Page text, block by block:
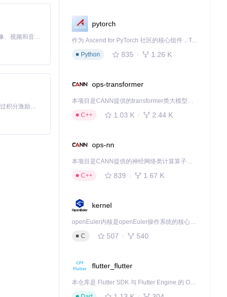
MiniMax H3 是一个通用的全模态生成系统。它支持对由文本、图像、视频和音频组成的多模态上下文进行统一理解，并能生成分辨率高达 2K、时长可达 15 秒的带原生立体声音频的视频。得益于面向任务泛化的系统设计，H3 在预训练阶段就已具备广泛的多模态上下文理解与生成能力，能够出色地执行复杂的多模态指令。
「源启盛夏」暑期校园开发者成长计划旨在激活校园开源力量，通过积分激励、认证扶持、资源倾斜等形式，引导高校组织和开发者完成「入驻 — 建项目 — 做贡献 — 获认证 — 得资源」的完整闭环。无论你是想带领社团入驻平台的组织者，还是希望用代码贡献证明自己的开发者，都能在这里找到属于你的成长路径。
pytorch
作为 Ascend for PyTorch 社区的核心组件，TorchNPU 是昇腾专为 PyTorch 打造的深度学习适配插件，使 PyTorch 框架能够直接调用昇腾 NPU，为开发者提供昇腾 AI 处理器的超强算力。
Python
835 1.26 K
ops-transformer
本项目是CANN提供的transformer类大模型算子库，实现网络在NPU上加速计算。
C++
1.03 K 2.44 K
ops-nn
本项目是CANN提供的神经网络类计算算子库，实现网络在NPU上加速计算。
C++
839 1.67 K
kernel
openEuler内核是openEuler操作系统的核心，既是系统性能与稳定性的基石，也是连接处理器、设备与服务的桥梁。
C
507 540
flutter_flutter
本仓库是 Flutter SDK 与 Flutter Engine 的 OpenHarmony 适配版本，由 CPF-Flutter 团队维护。开发者可使用熟悉的 Flutter 技术栈开发 OpenHarmony 应用，3.35.7 及以后的适配版本可基于本仓库源码构建支持 OpenHarmony 的 Flutter Engine。